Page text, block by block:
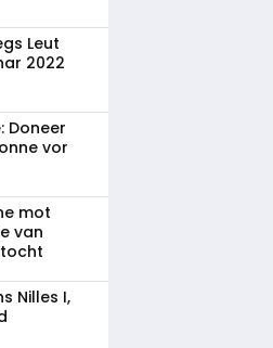
Leut
2022
Doneer
vor
mot
van
Nilles I,